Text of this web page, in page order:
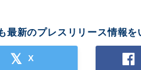
最新のプレスリリース情報を
X